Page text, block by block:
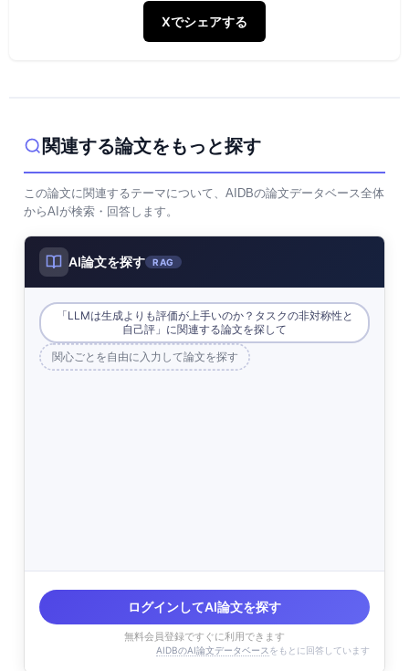
Xでシェアする
関連する論文をもっと探す
この論文に関連するテーマについて、AIDBの論文データベース全体
からAIが検索・回答します。
AI論文を探す RAG
「LLMは生成よりも評価が上手いのか？タスクの非対称性と
自己評」に関連する論文を探して
関心ごとを自由に入力して論文を探す
ログインしてAI論文を探す
無料会員登録ですぐに利用できます
AIDBのAI論文データベース をもとに回答しています